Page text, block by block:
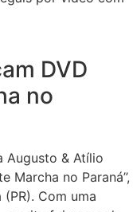
DVD
no
Augusto & Atílio
Marcha no Paraná”,
Com uma